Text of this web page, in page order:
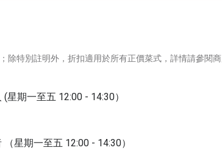
除特別註明外，折扣適用於所有正價菜式，詳情請參閱商
星期一至五 12:00 - 14:30）
星期一至五 12:00 - 14:30）